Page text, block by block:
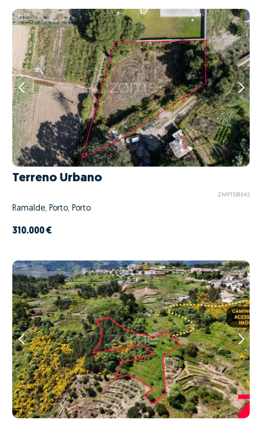
Terreno Urbano
ZMPT581042
Ramalde, Porto, Porto
310.000 €